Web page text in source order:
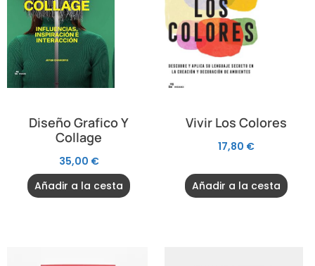
Diseño Grafico Y
Collage
35,00 €
Añadir a la cesta
Vivir Los Colores
17,80 €
Añadir a la cesta